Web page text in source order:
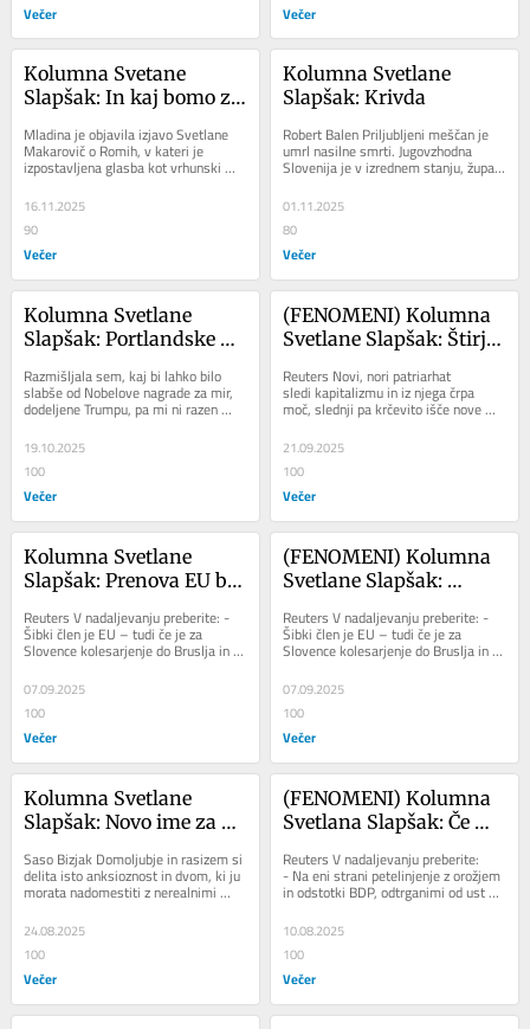
Večer Večer
Kolumna Svetane
Slapšak: In kaj bomo z
muzikalni?
Mladina je objavila izjavo Svetlane
Makarovič o Romih, v kateri je
izpostavljena glasba kot vrhunski
dosežek in zasluga romske
skupnosti. Vsi...
16.11.2025
90
Večer
Kolumna Svetlane
Slapšak: Krivda
Robert Balen Priljubljeni meščan je
umrl nasilne smrti. Jugovzhodna
Slovenija je v izrednem stanju, župani
kar tekmujejo v obtoževanju vlade,...
01.11.2025
80
Večer
Kolumna Svetlane
Slapšak: Portlandske
Razmišljala sem, kaj bi lahko bilo
slabše od Nobelove nagrade za mir,
dodeljene Trumpu, pa mi ni razen
dvojne nagrade za Netanjahuja in
Trumpa nič...
19.10.2025
100
Večer
(FENOMENI) Kolumna
Svetlane Slapšak: Štirje
Reuters Novi, nori patriarhat
sledi kapitalizmu in iz njega črpa
moč, slednji pa krčevito išče nove
oblike eksploatacije in
eksperimentalno...
21.09.2025
100
Večer
Kolumna Svetlane
Slapšak: Prenova EU bo
moralnim kapitalom, od
nosilcev občutkov
Reuters V nadaljevanju preberite: -
Šibki člen je EU – tudi če je za
Slovence kolesarjenje do Bruslja in
Strasbourga relativno lahka naloga....
07.09.2025
100
Večer
(FENOMENI) Kolumna
Svetlane Slapšak:
od tistih z moralnim
kapitalom, od nosilcev
Reuters V nadaljevanju preberite: -
Šibki člen je EU – tudi če je za
Slovence kolesarjenje do Bruslja in
Strasbourga relativno lahka naloga....
07.09.2025
100
Večer
Kolumna Svetlane
Slapšak: Novo ime za
Saso Bizjak Domoljubje in rasizem si
delita isto anksioznost in dvom, ki ju
morata nadomestiti z nerealnimi
neprekinjeno...
24.08.2025
100
Večer
(FENOMENI) Kolumna
Svetlana Slapšak: Če
Gaza konča kot
holokavst, bomo …
Reuters V nadaljevanju preberite:
- Na eni strani petelinjenje z orožjem
in odstotki BDP, odtrganimi od ust
palestinskih in kmalu tudi naših...
10.08.2025
100
Večer